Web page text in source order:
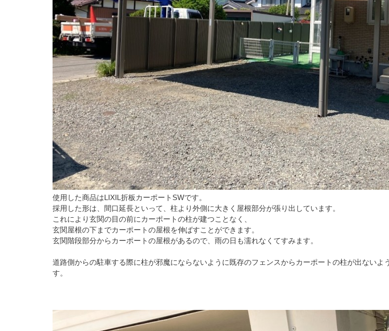
使用した商品はLIXIL折板カーポートSWです。
採用した形は、間口延長といって、柱より外側に大きく屋根部分が張り出しています。
これにより玄関の目の前にカーポートの柱が建つことなく、
玄関屋根の下までカーポートの屋根を伸ばすことができます。
玄関階段部分からカーポートの屋根があるので、雨の日も濡れなくてすみます。
道路側からの駐車する際に柱が邪魔にならないように既存のフェンスからカーポートの柱が出ないよ
す。